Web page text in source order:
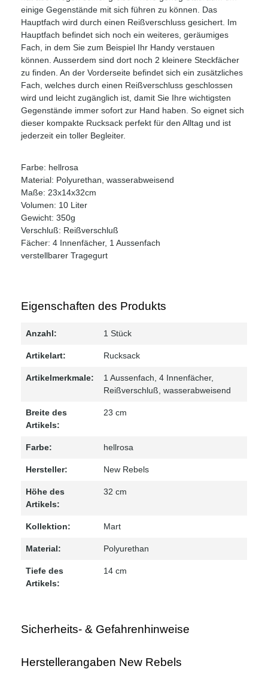
einige Gegenstände mit sich führen zu können. Das
Hauptfach wird durch einen Reißverschluss gesichert. Im
Hauptfach befindet sich noch ein weiteres, geräumiges
Fach, in dem Sie zum Beispiel Ihr Handy verstauen
können. Ausserdem sind dort noch 2 kleinere Steckfächer
zu finden. An der Vorderseite befindet sich ein zusätzliches
Fach, welches durch einen Reißverschluss geschlossen
wird und leicht zugänglich ist, damit Sie Ihre wichtigsten
Gegenstände immer sofort zur Hand haben. So eignet sich
dieser kompakte Rucksack perfekt für den Alltag und ist
jederzeit ein toller Begleiter.
Farbe: hellrosa
Material: Polyurethan, wasserabweisend
Maße: 23x14x32cm
Volumen: 10 Liter
Gewicht: 350g
Verschluß: Reißverschluß
Fächer: 4 Innenfächer, 1 Aussenfach
verstellbarer Tragegurt
Eigenschaften des Produkts
Anzahl: 1 Stück
Artikelart: Rucksack
Artikelmerkmale: 1 Aussenfach , 4 Innenfächer,
Reißverschluß , wasserabweisend
Breite des
Artikels:
23 cm
Farbe: hellrosa
Hersteller: New Rebels
Höhe des
Artikels:
32 cm
Kollektion: Mart
Material: Polyurethan
Tiefe des
Artikels:
14 cm
Sicherheits- & Gefahrenhinweise
Herstellerangaben New Rebels